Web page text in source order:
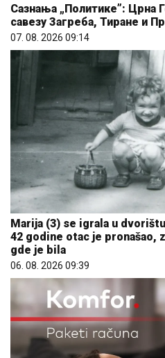
Сазнања „Политике”: Црна
савезу Загреба, Тиране и
07. 08. 2026 09:14
Marija (3) se igrala u
42 godine otac je pronašao,
gde je bila
06. 08. 2026 09:39